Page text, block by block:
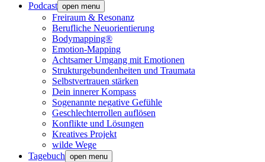
Podcast open menu
Freiraum & Resonanz
Berufliche Neuorientierung
Bodymapping®
Emotion-Mapping
Achtsamer Umgang mit Emotionen
Strukturgebundenheiten und Traumata
Selbstvertrauen stärken
Dein innerer Kompass
Sogenannte negative Gefühle
Geschlechterrollen auflösen
Konflikte und Lösungen
Kreatives Projekt
wilde Wege
Tagebuch open menu